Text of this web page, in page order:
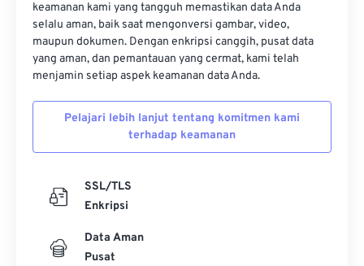
keamanan kami yang tangguh memastikan data Anda
selalu aman, baik saat mengonversi gambar, video,
maupun dokumen. Dengan enkripsi canggih, pusat data
yang aman, dan pemantauan yang cermat, kami telah
menjamin setiap aspek keamanan data Anda.
Pelajari lebih lanjut tentang komitmen kami
terhadap keamanan
SSL/TLS
Enkripsi
Data Aman
Pusat